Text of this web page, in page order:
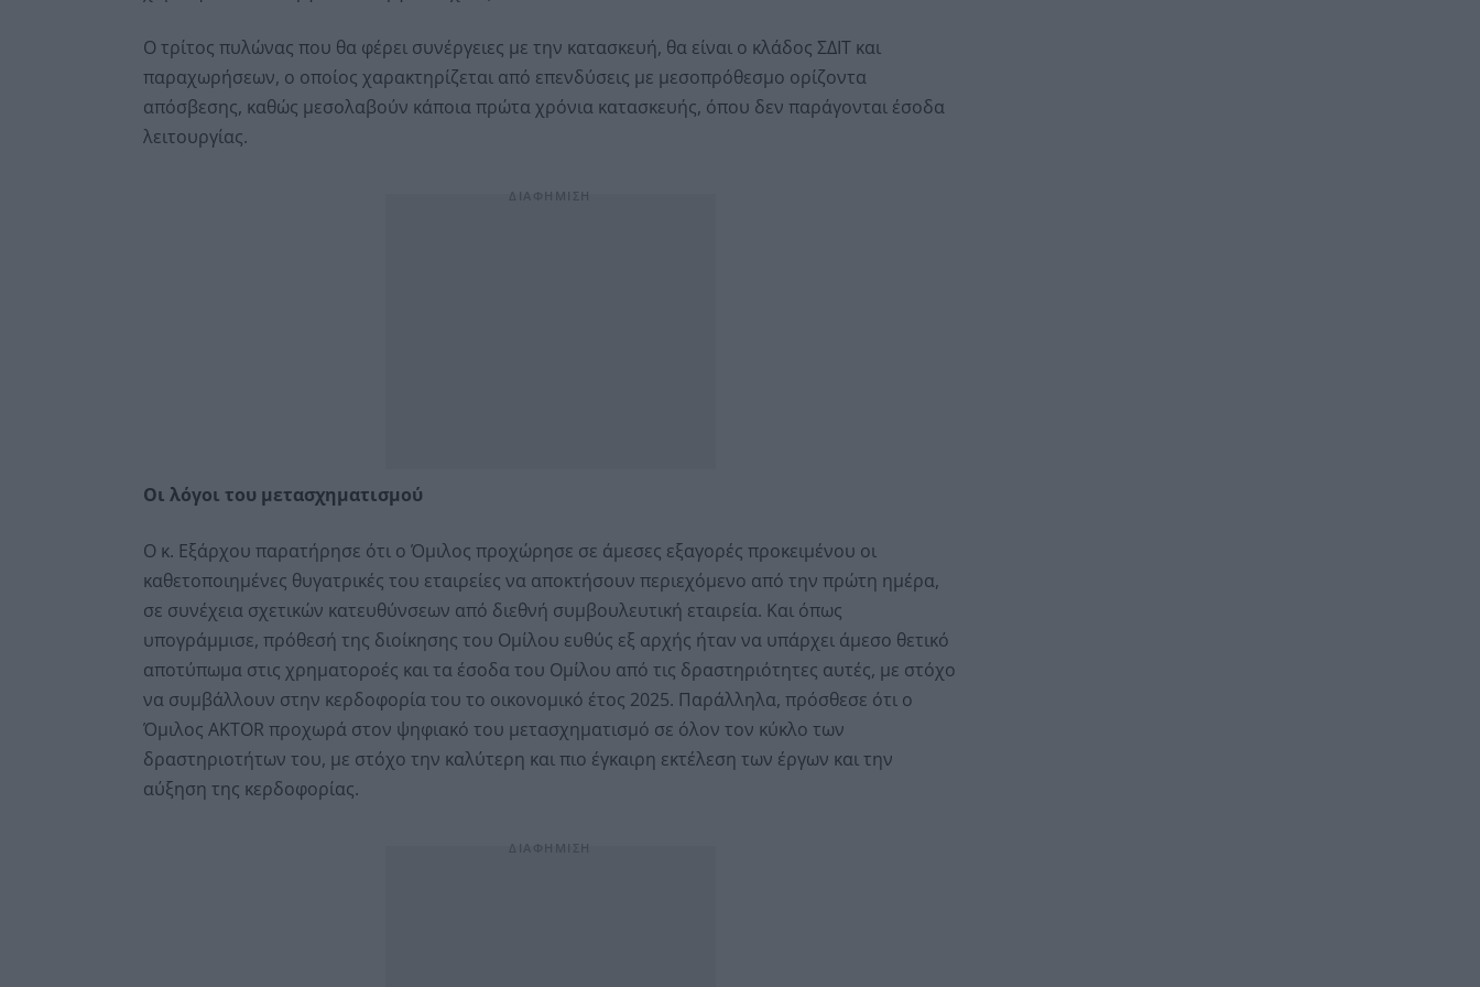
Ο τρίτος πυλώνας που θα φέρει συνέργειες με την κατασκευή, θα είναι ο κλάδος ΣΔΙΤ και
παραχωρήσεων, ο οποίος χαρακτηρίζεται από επενδύσεις με μεσοπρόθεσμο ορίζοντα
απόσβεσης, καθώς μεσολαβούν κάποια πρώτα χρόνια κατασκευής, όπου δεν παράγονται έσοδα
λειτουργίας.
Οι λόγοι του μετασχηματισμού
Ο κ. Εξάρχου παρατήρησε ότι ο Όμιλος προχώρησε σε άμεσες εξαγορές προκειμένου οι
καθετοποιημένες θυγατρικές του εταιρείες να αποκτήσουν περιεχόμενο από την πρώτη ημέρα,
σε συνέχεια σχετικών κατευθύνσεων από διεθνή συμβουλευτική εταιρεία. Και όπως
υπογράμμισε, πρόθεσή της διοίκησης του Ομίλου ευθύς εξ αρχής ήταν να υπάρχει άμεσο θετικό
αποτύπωμα στις χρηματοροές και τα έσοδα του Ομίλου από τις δραστηριότητες αυτές, με στόχο
να συμβάλλουν στην κερδοφορία του το οικονομικό έτος 2025. Παράλληλα, πρόσθεσε ότι ο
Όμιλος AKTOR προχωρά στον ψηφιακό του μετασχηματισμό σε όλον τον κύκλο των
δραστηριοτήτων του, με στόχο την καλύτερη και πιο έγκαιρη εκτέλεση των έργων και την
αύξηση της κερδοφορίας.